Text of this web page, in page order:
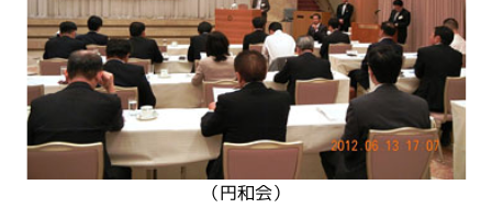
（円和会）